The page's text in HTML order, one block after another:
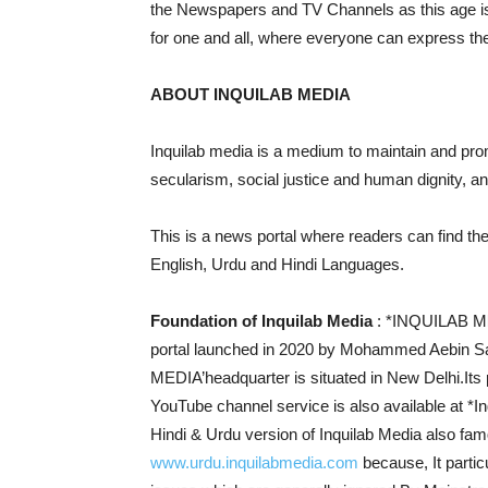
the Newspapers and TV Channels as this age
for one and all, where everyone can express
ABOUT INQUILAB MEDIA
Inquilab media is a medium to maintain and
secularism, social justice and human dignity,
This is a news portal where readers can find
English, Urdu and Hindi Languages.
Foundation of Inquilab Media: *INQUILAB
portal launched in 2020 by Mohammed Aebin
MEDIA’headquarter is situated in New
YouTube channel service is also available at
Hindi & Urdu version of Inquilab Media also
www.urdu.inquilabmedia.com because, It